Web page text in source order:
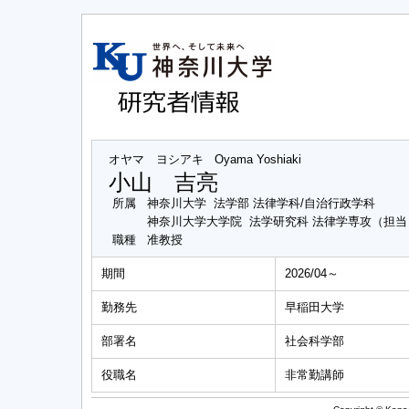
オヤマ ヨシアキ Oyama Yoshiaki
小山 吉亮
所属
神奈川大学 法学部 法律学科/自治行政学科
神奈川大学大学院 法学研究科 法律学専攻（担
職種
准教授
期間 2026/04～
勤務先 早稲田大学
部署名 社会科学部
役職名 非常勤講師